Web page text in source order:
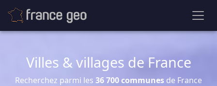
Villes & villages de France
Recherchez parmi les 36 700 communes de France